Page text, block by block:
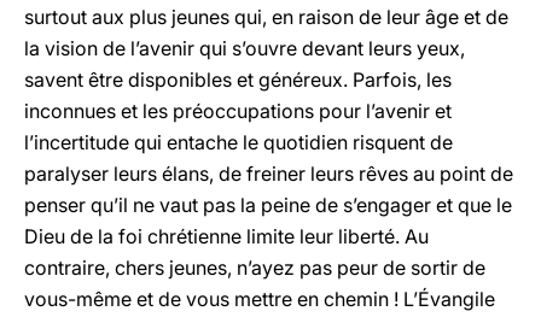
surtout aux plus jeunes qui, en raison de leur âge et de
la vision de l’avenir qui s’ouvre devant leurs yeux,
savent être disponibles et généreux. Parfois, les
inconnues et les préoccupations pour l’avenir et
l’incertitude qui entache le quotidien risquent de
paralyser leurs élans, de freiner leurs rêves au point de
penser qu’il ne vaut pas la peine de s’engager et que le
Dieu de la foi chrétienne limite leur liberté. Au
contraire, chers jeunes, n’ayez pas peur de sortir de
vous-même et de vous mettre en chemin ! L’Évangile